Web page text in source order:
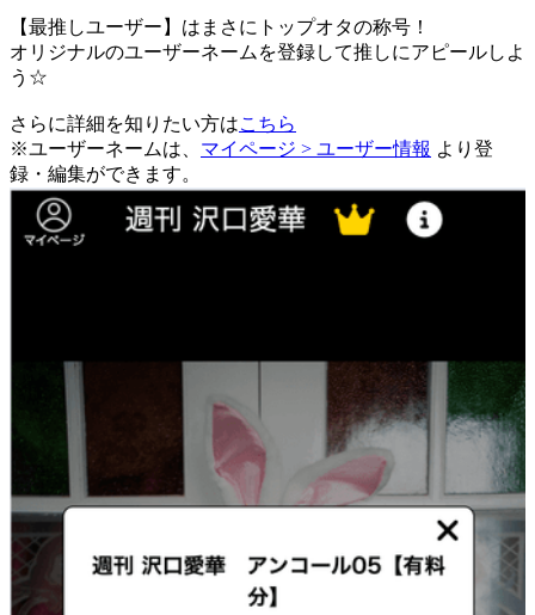
【最推しユーザー】はまさにトップオタの称号！
オリジナルのユーザーネームを登録して推しにアピールしよ
う☆
さらに詳細を知りたい方はこちら
※ユーザーネームは、 マイページ > ユーザー情報 より登
録・編集ができます。